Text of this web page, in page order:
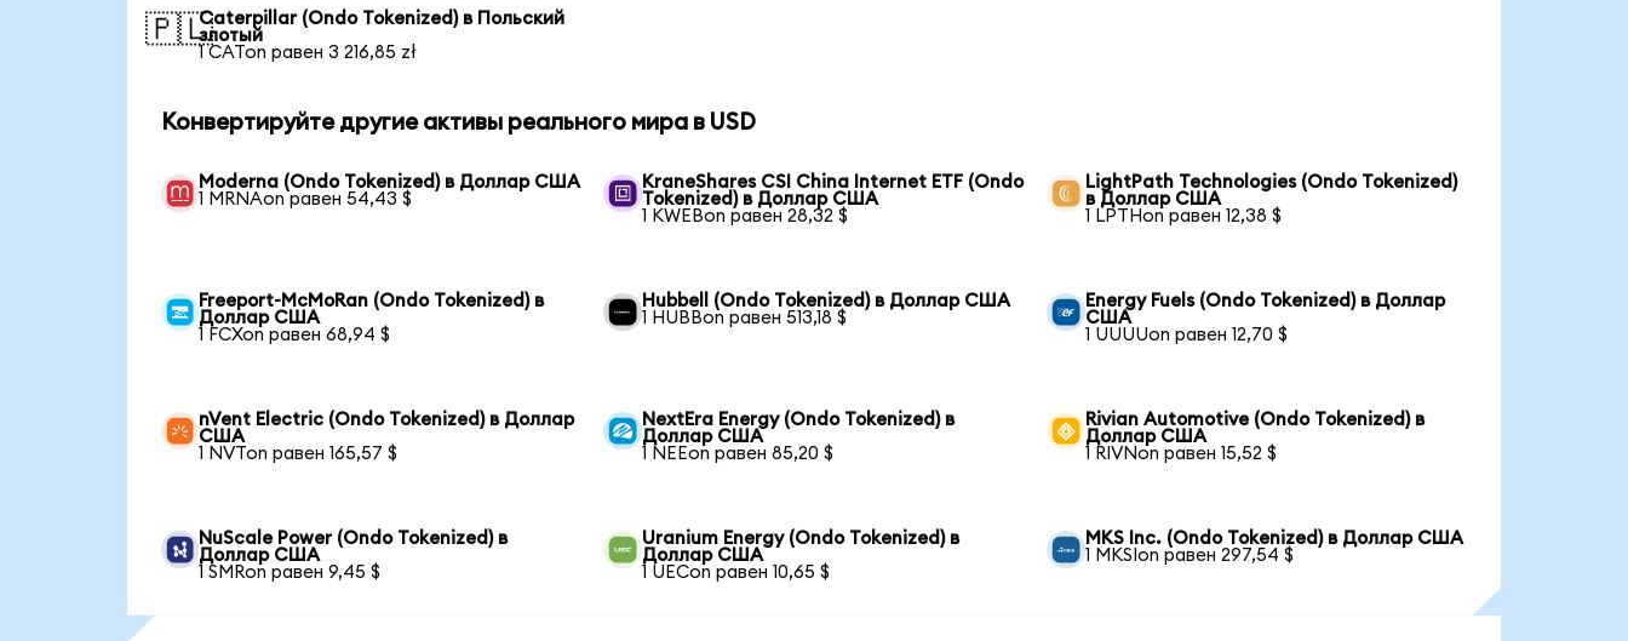
🇵🇱Caterpillar (Ondo Tokenized) в Польский
злотый
1 CATon равен 3 216,85 zł
Конвертируйте другие активы реального мира в USD
Moderna (Ondo Tokenized) в Доллар США
1 MRNAon равен 54,43 $
KraneShares CSI China Internet ETF (Ondo
Tokenized) в Доллар США
1 KWEBon равен 28,32 $
LightPath Technologies (Ondo Tokenized)
в Доллар США
1 LPTHon равен 12,38 $
Freeport-McMoRan (Ondo Tokenized) в
Доллар США
1 FCXon равен 68,94 $
Hubbell (Ondo Tokenized) в Доллар США
1 HUBBon равен 513,18 $
Energy Fuels (Ondo Tokenized) в Доллар
США
1 UUUUon равен 12,70 $
nVent Electric (Ondo Tokenized) в Доллар
США
1 NVTon равен 165,57 $
NextEra Energy (Ondo Tokenized) в
Доллар США
1 NEEon равен 85,20 $
Rivian Automotive (Ondo Tokenized) в
Доллар США
1 RIVNon равен 15,52 $
NuScale Power (Ondo Tokenized) в
Доллар США
1 SMRon равен 9,45 $
Uranium Energy (Ondo Tokenized) в
Доллар США
1 UECon равен 10,65 $
MKS Inc. (Ondo Tokenized) в Доллар США
1 MKSIon равен 297,54 $